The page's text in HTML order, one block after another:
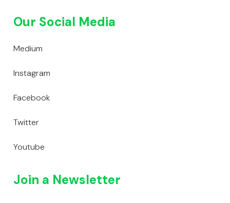
Our Social Media
Medium
Instagram
Facebook
Twitter
Youtube
Join a Newsletter